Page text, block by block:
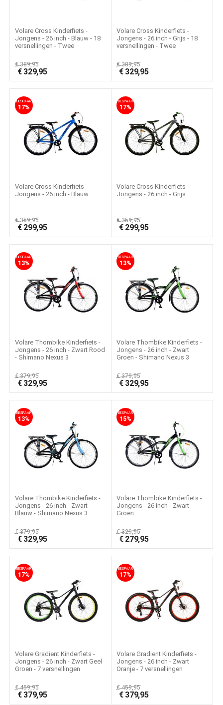
Volare Cross Kinderfiets -
Jongens - 26 inch - Blauw - 18
versnellingen - Twee
€389,95
€ 329,95
Volare Cross Kinderfiets -
Jongens - 26 inch - Grijs - 18
versnellingen - Twee
€389,95
€ 329,95
BESPAAR
17%
Volare Cross Kinderfiets -
Jongens - 26 inch - Blauw
€359,95
€ 299,95
BESPAAR
17%
Volare Cross Kinderfiets -
Jongens - 26 inch - Grijs
€359,95
€ 299,95
BESPAAR
13%
Volare Thombike Kinderfiets -
Jongens - 26 inch - Zwart Rood
- Shimano Nexus 3
€379,95
€ 329,95
BESPAAR
13%
Volare Thombike Kinderfiets -
Jongens - 26 inch - Zwart
Groen - Shimano Nexus 3
€379,95
€ 329,95
BESPAAR
13%
Volare Thombike Kinderfiets -
Jongens - 26 inch - Zwart
Blauw - Shimano Nexus 3
€379,95
€ 329,95
BESPAAR
15%
Volare Thombike Kinderfiets -
Jongens - 26 inch - Zwart
Groen
€329,95
€ 279,95
BESPAAR
17%
Volare Gradient Kinderfiets -
Jongens - 26 inch - Zwart Geel
Groen - 7 versnellingen
€459,95
€ 379,95
BESPAAR
17%
Volare Gradient Kinderfiets -
Jongens - 26 inch - Zwart
Oranje - 7 versnellingen
€459,95
€ 379,95